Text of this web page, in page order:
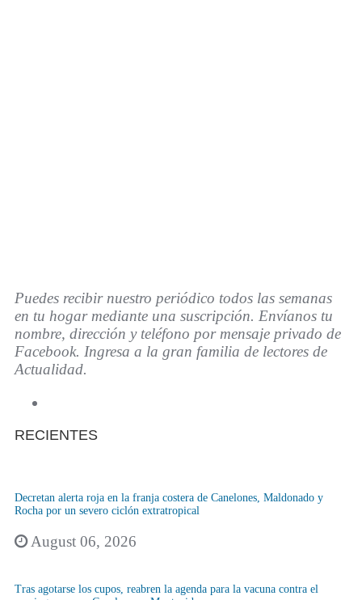
Puedes recibir nuestro periódico todos las semanas
en tu hogar mediante una suscripción. Envíanos tu
nombre, dirección y teléfono por mensaje privado de
Facebook. Ingresa a la gran familia de lectores de
Actualidad.
RECIENTES
Decretan alerta roja en la franja costera de Canelones, Maldonado y
Rocha por un severo ciclón extratropical
August 06, 2026
Tras agotarse los cupos, reabren la agenda para la vacuna contra el